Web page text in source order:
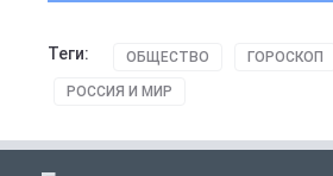
Теги: ОБЩЕСТВО ГОРОСКОП
РОССИЯ И МИР